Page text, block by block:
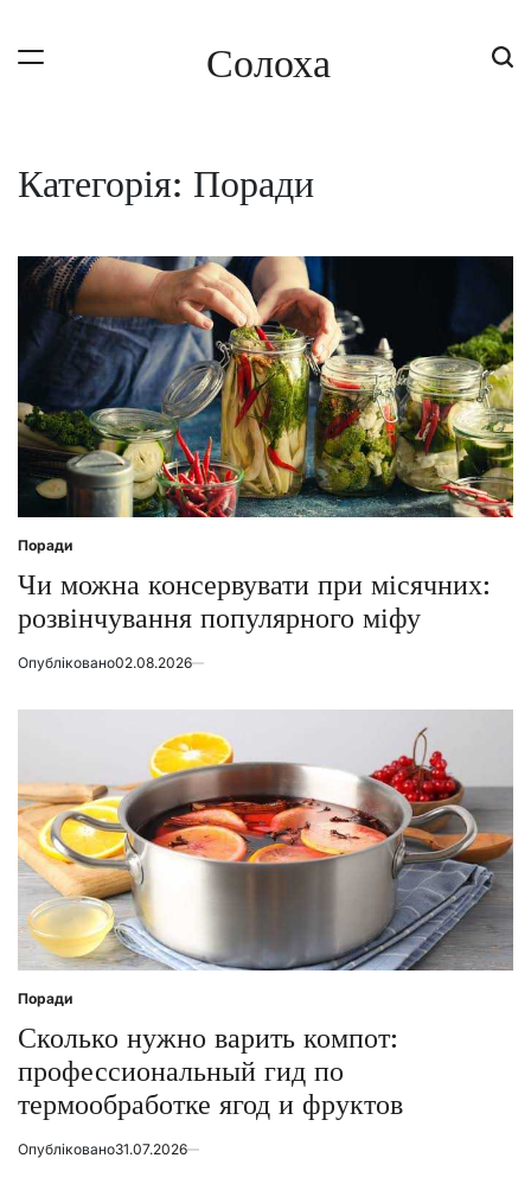
content
Солоха
Категорія: Поради
Posted
in
Поради
Чи можна консервувати при місячних:
розвінчування популярного міфу
Опубліковано02.08.2026
Posted
in
Поради
Сколько нужно варить компот:
профессиональный гид по
термообработке ягод и фруктов
Опубліковано31.07.2026